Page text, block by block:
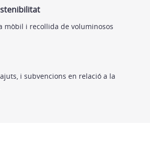
mòbil i recollida de voluminosos
i subvencions en relació a la